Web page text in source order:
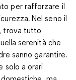
per rafforzare il
Nel seno il
trova tutto
serenità che
sanno garantire.
solo a orari